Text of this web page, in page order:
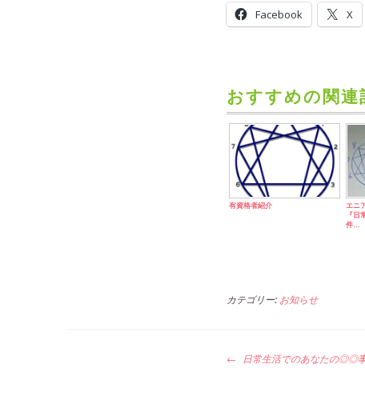
Facebook X
おすすめの関連
有資格者紹介
エニ
『
件…
カテゴリー: お知らせ
投日常生活でのあなたの◎◎